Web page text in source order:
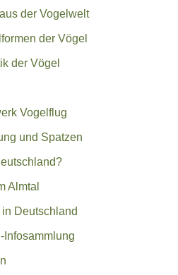
der Vogelwelt
der Vögel
der Vögel
Vogelflug
und Spatzen
Almtal
Deutschland
Infosammlung